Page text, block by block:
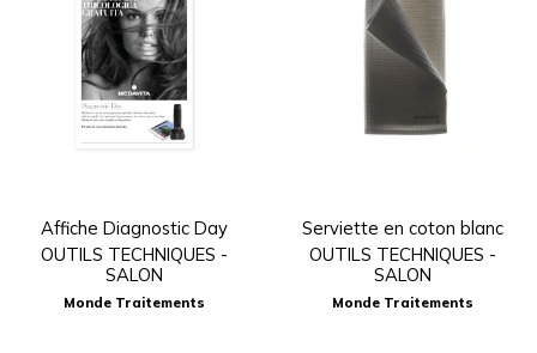
Affiche Diagnostic Day
OUTILS TECHNIQUES -
SALON
Monde Traitements
Serviette en coton blanc
OUTILS TECHNIQUES -
SALON
Monde Traitements